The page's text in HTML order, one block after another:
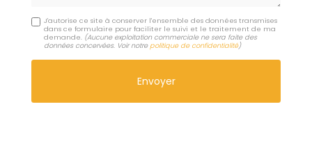
J'autorise ce site à conserver l'ensemble des données transmises
dans ce formulaire pour faciliter le suivi et le traitement de ma
demande. (Aucune exploitation commerciale ne sera faite des
données concervées. Voir notrepolitique de confidentialité)